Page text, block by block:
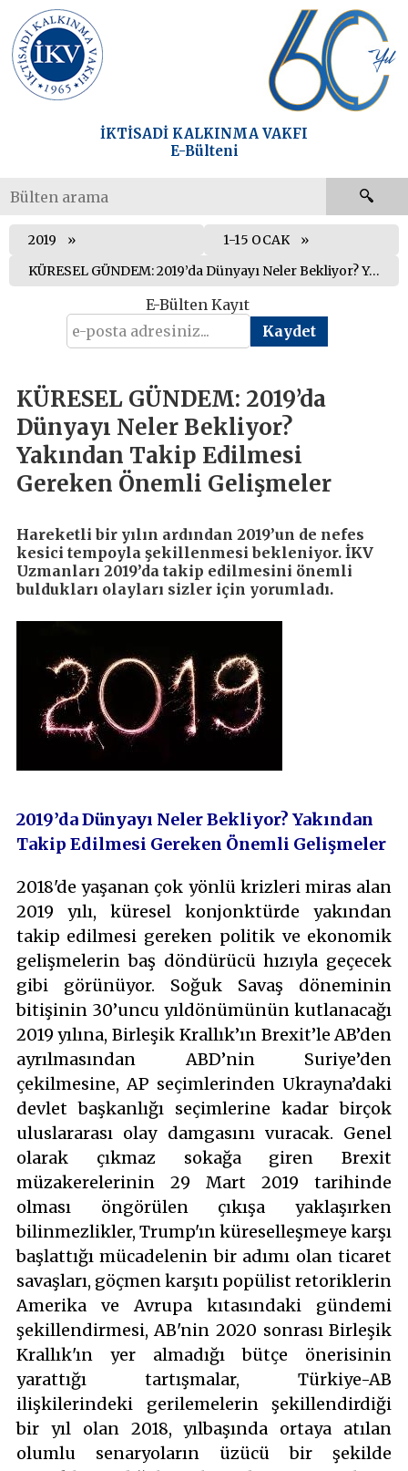
İKTİSADİ KALKINMA VAKFI
E-Bülteni
2019
1-15 OCAK
KÜRESEL GÜNDEM: 2019’da Dünyayı Neler Bekliyor? Yakından Takip Edilmesi Gereken Önemli Gelişmeler
E-Bülten Kayıt
KÜRESEL GÜNDEM: 2019’da
Dünyayı Neler Bekliyor?
Yakından Takip Edilmesi
Gereken Önemli Gelişmeler
Hareketli bir yılın ardından 2019’un de nefes
kesici tempoyla şekillenmesi bekleniyor. İKV
Uzmanları 2019’da takip edilmesini önemli
buldukları olayları sizler için yorumladı.
2019’da Dünyayı Neler Bekliyor? Yakından
Takip Edilmesi Gereken Önemli Gelişmeler
2018'de yaşanan çok yönlü krizleri miras alan
2019 yılı, küresel konjonktürde yakından
takip edilmesi gereken politik ve ekonomik
gelişmelerin baş döndürücü hızıyla geçecek
gibi görünüyor. Soğuk Savaş döneminin
bitişinin 30’uncu yıldönümünün kutlanacağı
2019 yılına, Birleşik Krallık’ın Brexit’le AB’den
ayrılmasından ABD’nin Suriye’den
çekilmesine, AP seçimlerinden Ukrayna’daki
devlet başkanlığı seçimlerine kadar birçok
uluslararası olay damgasını vuracak. Genel
olarak çıkmaz sokağa giren Brexit
müzakerelerinin 29 Mart 2019 tarihinde
olması öngörülen çıkışa yaklaşırken
bilinmezlikler, Trump'ın küreselleşmeye karşı
başlattığı mücadelenin bir adımı olan ticaret
savaşları, göçmen karşıtı popülist retoriklerin
Amerika ve Avrupa kıtasındaki gündemi
şekillendirmesi, AB'nin 2020 sonrası Birleşik
Krallık'ın yer almadığı bütçe önerisinin
yarattığı tartışmalar, Türkiye-AB
ilişkilerindeki gerilemelerin şekillendirdiği
bir yıl olan 2018, yılbaşında ortaya atılan
olumlu senaryoların üzücü bir şekilde